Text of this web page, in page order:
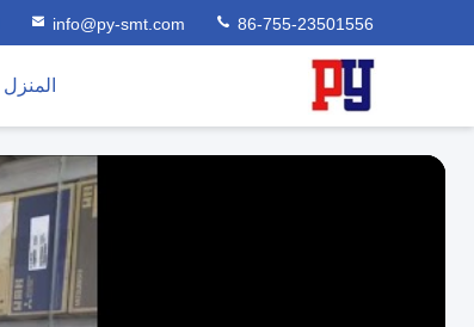
info@py-smt.com 86-755-23501556
المنزل